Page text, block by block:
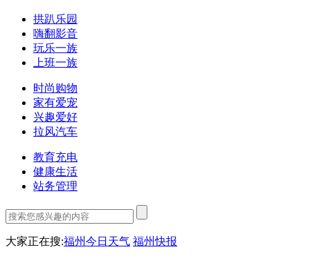
拱趴乐园
嗨翻影音
玩乐一族
上班一族
时尚购物
家有爱宠
兴趣爱好
拉风汽车
教育充电
健康生活
站务管理
大家正在搜:福州今日天气 福州快报